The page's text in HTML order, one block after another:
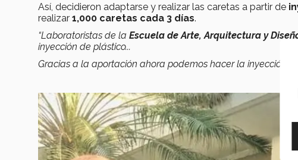
Así, decidieron adaptarse y realizar las caretas a partir de
realizar 1,000 caretas cada 3 días.
“Laboratoristas de la Escuela de Arte, Arquitectura y
inyección de plástico...
Gracias a la aportación ahora podemos hacer la inyección